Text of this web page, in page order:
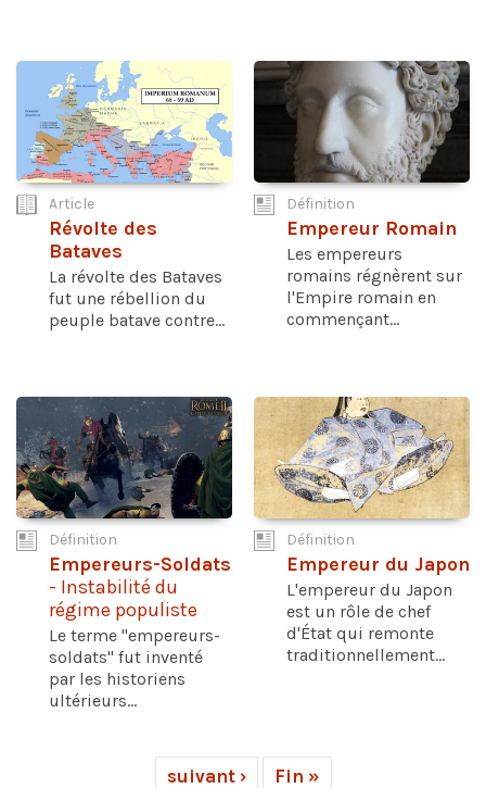
Article
Révolte des
Bataves
La révolte des Bataves
fut une rébellion du
peuple batave contre...
Définition
Empereur Romain
Les empereurs
romains régnèrent sur
l'Empire romain en
commençant...
Définition
Empereurs-Soldats
- Instabilité du
régime populiste
Le terme "empereurs-
soldats" fut inventé
par les historiens
ultérieurs...
Définition
Empereur du Japon
L'empereur du Japon
est un rôle de chef
d'État qui remonte
traditionnellement...
suivant › Fin »